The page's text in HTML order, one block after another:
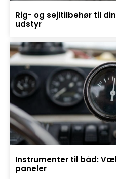
Rig- og sejltilbehør til
udstyr
Instrumenter til båd:
paneler